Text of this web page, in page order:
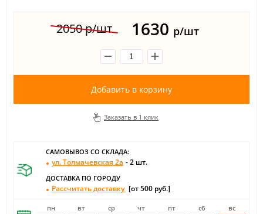
2050 р/шт 1630 р/шт
Добавить в корзину
Заказать в 1 клик
САМОВЫВОЗ СО СКЛАДА:
ул. Толмачевская 2а - 2 шт.
ДОСТАВКА ПО ГОРОДУ
Рассчитать доставку [от 500 руб.]
пн вт ср чт пт сб вс